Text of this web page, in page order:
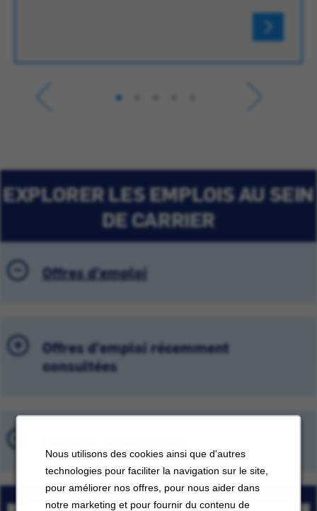
Nous utilisons des cookies ainsi que d'autres
technologies pour faciliter la navigation sur le site,
pour améliorer nos offres, pour nous aider dans
notre marketing et pour fournir du contenu de
EXPLORER LES EMPLOIS AU SEIN
DE CARRIER
Offres d'emploi
Offres d'emploi récemment
consultées